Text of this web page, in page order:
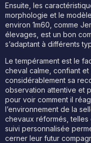
Ensuite, les
morphologie et le
environ 1m60, comme
élevages, est un bon
s’adaptant à différents
Le tempérament est le
cheval calme, confiant
considérablement sa
observation attentive et
pour voir comment il
l’environnement de la
chevaux réformés,
suivi personnalisée
cerner leur futur